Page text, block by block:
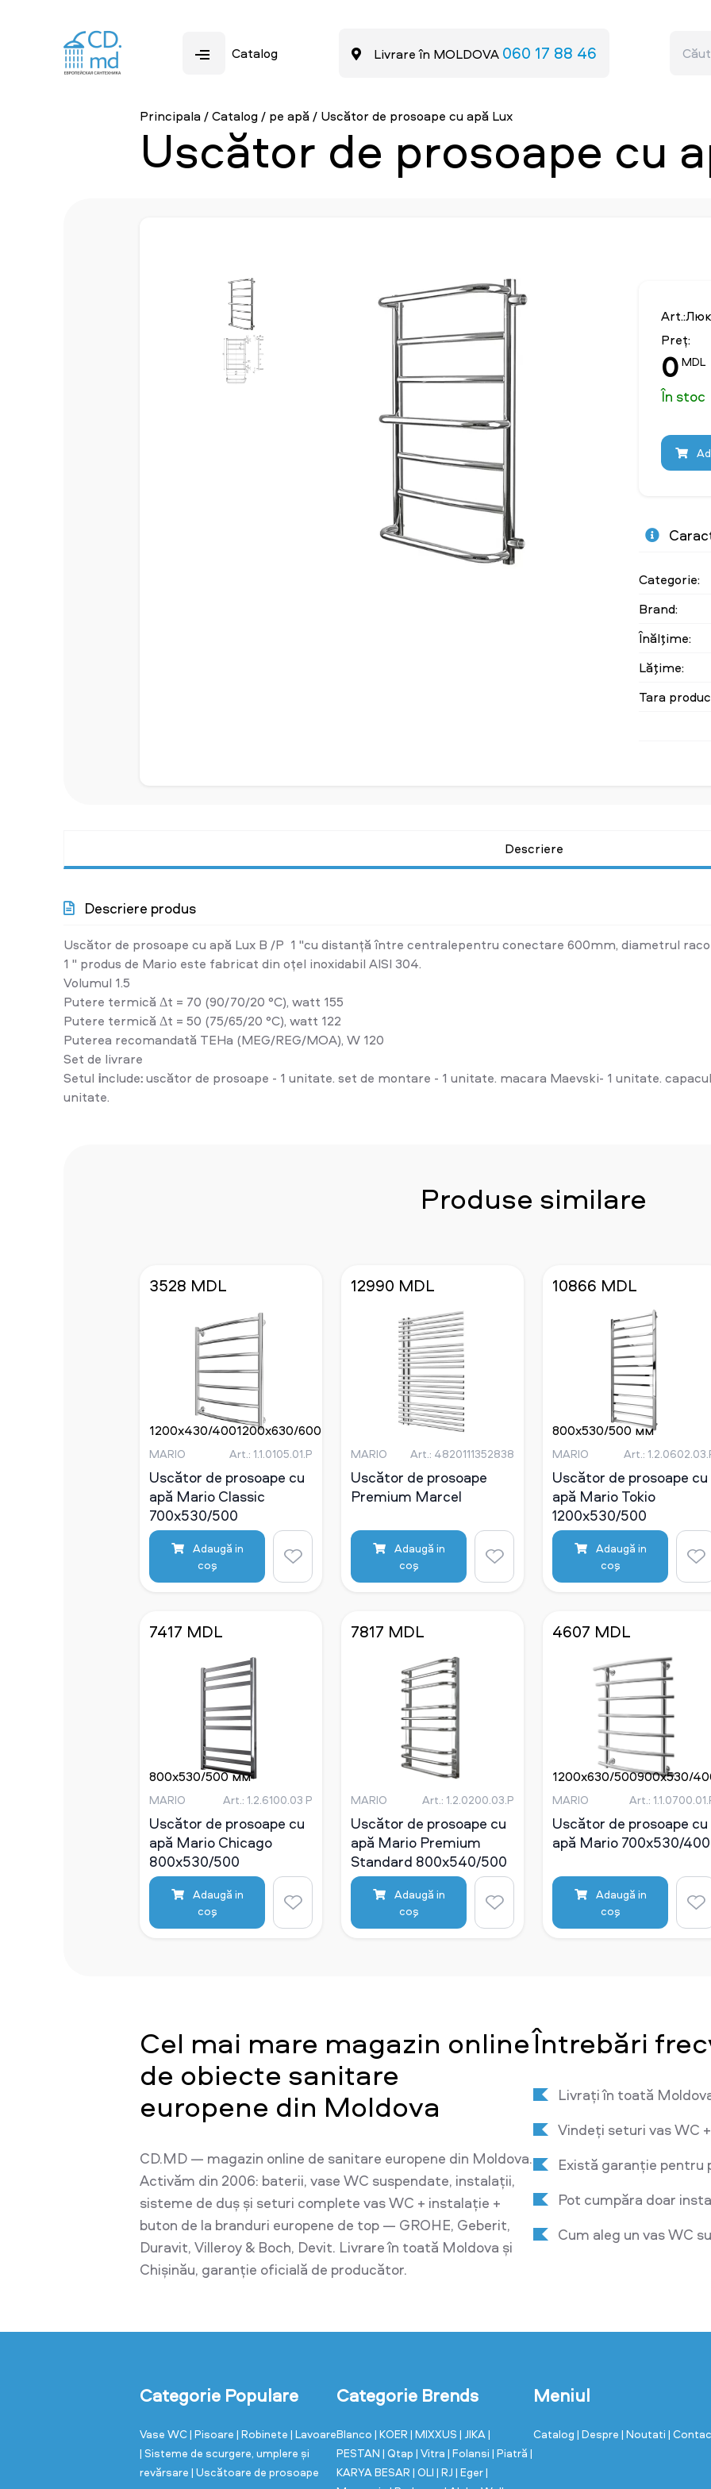
Catalog Livrare în MOLDOVA 060 17 88 46
Principala/Catalog/ pe apă/ Uscător de prosoape cu apă Lux
Uscător de prosoape cu
Preț:
0 MDL
În stoc
Categorie:
Brand:
Înălţime:
Lăţime:
Tara
Descriere
Descriere produs
Uscător de prosoape cu apă Lux B /P 1 "cu distanță între centralepentru conectare 600mm, diametrul
1 " produs de Mario este fabricat din oțel inoxidabil АІSI 304.
Volumul 1.5
Putere termică Δt = 70 (90/70/20 °C), watt 155
Putere termică Δt = 50 (75/65/20 °C), watt 122
Puterea recomandată ТЕНа (MEG/REG/MOA), W 120
Set de livrare
Setul include:uscător de prosoape - 1 unitate. set de montare - 1 unitate. macara Maevski- 1 unitate.
unitate.
Produse similare
3528 MDL
1200x430/400
мм
1200x630/600
мм
500x430/400500x530/500
мм
600x430/400
мм
600x530/500
мм
700x430/
мм
MARIO Art.: 1.1.0105.01.P
Uscător de prosoape cu
apă Mario Classic
700x530/500
Adaugă in
coş
12990 MDL
MARIO Art.: 4820111352838
Uscător de prosoape
Premium Marcel
Adaugă in
coş
10866 MDL
800x530/500 мм
MARIO Art.:
Uscător de prosoape cu
apă Mario Tokio
1200x530/500
Adaugă in
coş
7417 MDL
800x530/500 мм
MARIO Art.: 1.2.6100.03 Р
Uscător de prosoape cu
apă Mario Chicago
800x530/500
Adaugă in
coş
7817 MDL
MARIO Art.: 1.2.0200.03.P
Uscător de prosoape cu
apă Mario Premium
Standard 800x540/500
Adaugă in
coş
4607 MDL
1200x630/500
мм
900x530/
мм
MARIO Art.:
Uscător de prosoape cu
apă Mario 700x530/400
Adaugă in
coş
Cel mai mare magazin online
de obiecte sanitare
europene din Moldova
CD.MD — magazin online de sanitare europene din Moldova.
Activăm din 2006: baterii, vase WC suspendate, instalații,
sisteme de duș și seturi complete vas WC + instalație +
buton de la branduri europene de top — GROHE, Geberit,
Duravit, Villeroy & Boch, Devit. Livrare în toată Moldova și
Chișinău, garanție oficială de producător.
Întrebări
Livrați în toată
Vindeți seturi vas WC
Există garanție pentru
Pot cumpăra doar
Cum aleg un vas WC
Categorie Populare
Vase WC| Pisoare | Robinete | Lavoare
| Sisteme de scurgere, umplere și
revărsare | Uscătoare de prosoape
Categorie Brends
Blanco | KOER | MIXXUS | JIKA|
PESTAN | Qtap | Vitra | Folansi | Piatră |
KARYA BESAR | OLI | RJ | Eger|
Meniul
Catalog | Despre | Noutati |